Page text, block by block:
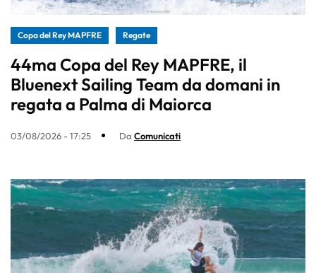
Copa del Rey MAPFRE Regate
44ma Copa del Rey MAPFRE, il
Bluenext Sailing Team da domani in
regata a Palma di Maiorca
03/08/2026 - 17:25 Da Comunicati